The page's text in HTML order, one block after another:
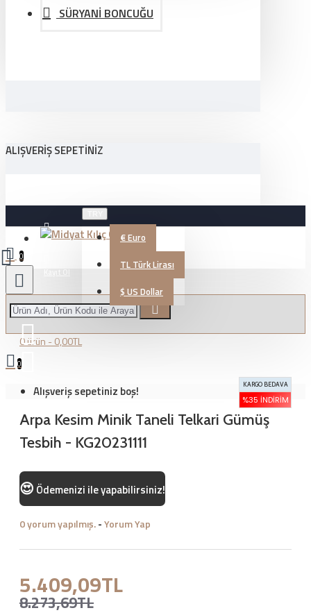
SÜRYANİ BONCUĞU
ALIŞVERIŞ SEPETINIZ
Üye Girişi €Euro
TL Türk Lirası
$ US Dollar
0
0 ürün - 0,00TL
0
Alışveriş sepetiniz boş! KARGO BEDAVA
%35 İNDIRIM
Arpa Kesim Minik Taneli Telkari Gümüş
Tesbih - KG20231111
😍 Ödemenizi ile yapabilirsiniz!
0 yorum yapılmış.-Yorum Yap
5.409,09TL
8.273,69TL